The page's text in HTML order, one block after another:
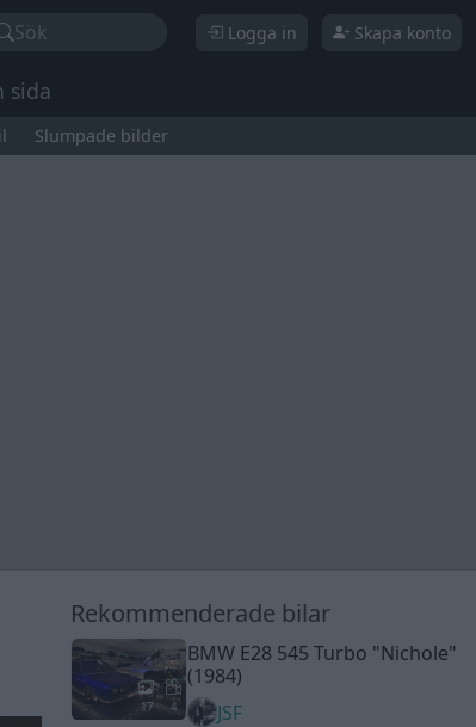
Sök Logga in Skapa konto
sida
Slumpade bilder
Rekommenderade bilar
17 4
BMW E28 545 Turbo "Nichole"
(1984)
JSF